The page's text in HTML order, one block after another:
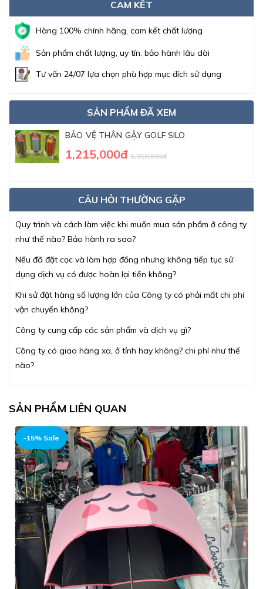
CAM KẾT
Hàng 100% chính hãng, cam kết chất lượng
Sản phẩm chất lượng, uy tín, bảo hành lâu dài
Tư vấn 24/07 lựa chọn phù hợp mục đích sử dụng
SẢN PHẨM ĐÃ XEM
BẢO VỆ THÂN GẬY GOLF SILO
1,215,000đ 1,350,000đ
CÂU HỎI THƯỜNG GẶP
Quy trình và cách làm việc khi muốn mua sản phẩm ở công ty
như thế nào? Bảo hành ra sao?
Nếu đã đặt cọc và làm hợp đồng nhưng không tiếp tục sử
dụng dịch vụ có được hoàn lại tiền không?
Khi sử đặt hàng số lượng lớn của Công ty có phải mất chi phí
vận chuyển không?
Công ty cung cấp các sản phẩm và dịch vụ gì?
Công ty có giao hàng xa, ở tỉnh hay không? chi phí như thế
nào?
SẢN PHẨM LIÊN QUAN
-15% Sale